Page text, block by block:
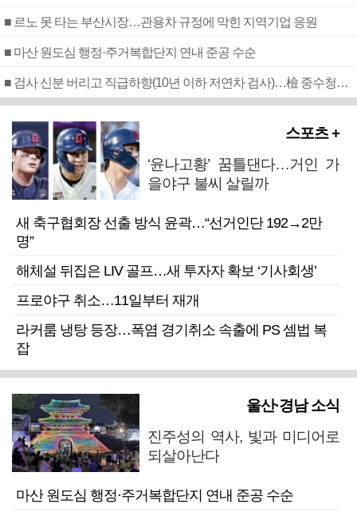
■ 르노 못 타는 부산시장…관용차 규정에 막힌 지역기업 응원
■ 마산 원도심 행정·주거복합단지 연내 준공 수순
■ 검사 신분 버리고 직급하향(10년 이하 저연차 검사)…檢 중수청행 기피
스포츠 +
‘윤나고황’ 꿈틀댄다…거인 가
을야구 불씨 살릴까
새 축구협회장 선출 방식 윤곽…“선거인단 192→2만
명”
해체설 뒤집은 LIV 골프…새 투자자 확보 ‘기사회생’
프로야구 취소…11일부터 재개
라커룸 냉탕 등장…폭염 경기취소 속출에 PS 셈법 복
잡
울산·경남 소식
진주성의 역사, 빛과 미디어로
되살아난다
마산 원도심 행정·주거복합단지 연내 준공 수순